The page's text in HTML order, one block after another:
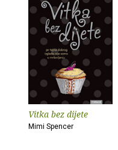
Vitka bez dijete
Mimi Spencer